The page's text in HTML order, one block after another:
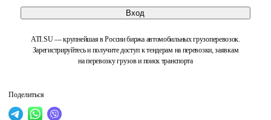
Вход
ATI.SU — крупнейшая в России биржа автомобильных грузоперевозок.
Зарегистрируйтесь и получите доступ к тендерам на перевозки, заявкам
на перевозку грузов и поиск транспорта
Поделиться